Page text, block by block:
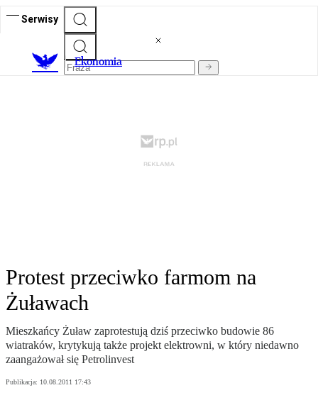
Serwisy
Ekonomia
Protest przeciwko farmom na
Żuławach
Mieszkańcy Żuław zaprotestują dziś przeciwko budowie 86
wiatraków, krytykują także projekt elektrowni, w który niedawno
zaangażował się Petrolinvest
Publikacja: 10.08.2011 17:43